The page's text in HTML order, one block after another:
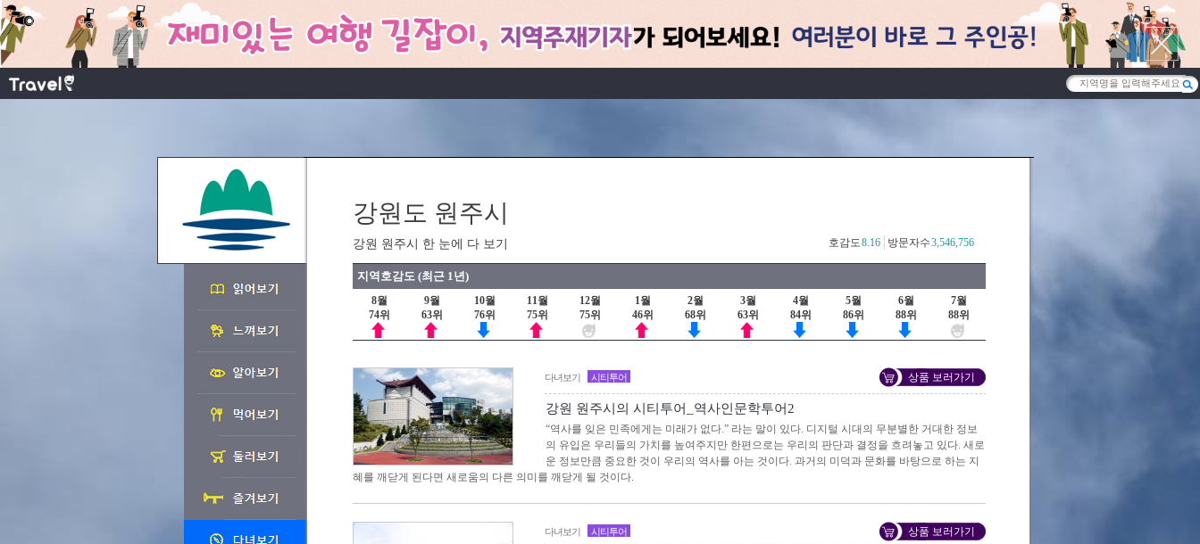
강원도 원주시
강원 원주시 한 눈에 다 보기 방문자수3,546,756
호감도8.16
지역호감도 (최근 1년)
8월
74위
9월
63위
10월
76위
11월
75위
12월
75위
1월
46위
2월
68위
3월
63위
4월
84위
5월
86위
6월
88위
7월
88위
다녀보기 시티투어
강원 원주시의 시티투어_역사인문학투어2
“역사를 잊은 민족에게는 미래가 없다.” 라는 말이 있다. 디지털 시대의 무분별한 거대한 정보
의 유입은 우리들의 가치를 높여주지만 한편으로는 우리의 판단과 결정을 흐려놓고 있다. 새로
운 정보만큼 중요한 것이 우리의 역사를 아는 것이다. 과거의 미덕과 문화를 바탕으로 하는 지
혜를 깨닫게 된다면 새로움의 다른 의미를 깨닫게 될 것이다.
상품 보러가기
다녀보기 시티투어 상품 보러가기